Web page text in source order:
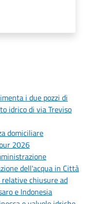
i due pozzi di
idrico di via Treviso
domiciliare
2026
dell'acqua in Città
chiusure ad
e Indonesia